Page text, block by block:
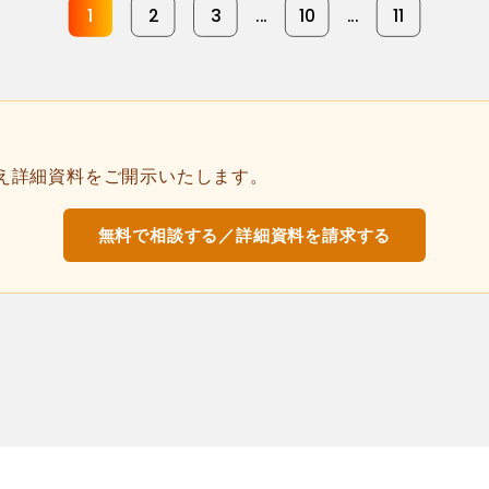
1 2 3 ... 10 ... 11
細資料をご開示いたします。
無料で相談する／詳細資料を請求する